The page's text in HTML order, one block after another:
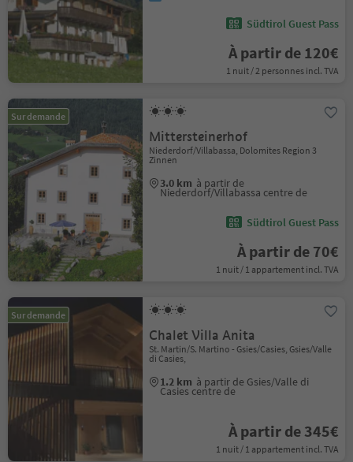
Südtirol Guest Pass
À partir de 120€
1 nuit / 2 personnes incl. TVA
Sur demande
Mittersteinerhof
Niederdorf/Villabassa, Dolomites Region 3
Zinnen
3.0 km à partir de
Niederdorf/Villabassa centre de
Südtirol Guest Pass
À partir de 70€
1 nuit / 1 appartement incl. TVA
Sur demande
Chalet Villa Anita
St. Martin/S. Martino - Gsies/Casies, Gsies/Valle
di Casies,
1.2 km à partir de Gsies/Valle di
Casies centre de
À partir de 345€
1 nuit / 1 appartement incl. TVA